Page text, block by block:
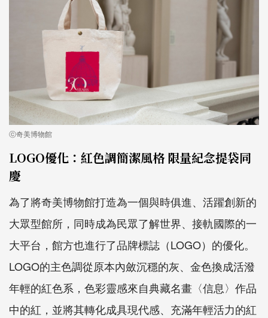
ⓒ奇美博物館
LOGO優化：紅色調簡潔風格 限量紀念提袋同
慶
為了將奇美博物館打造為一個與時俱進、活躍創新的
大眾型館所，同時成為民眾了解世界、接軌國際的一
大平台，館方也進行了品牌標誌（LOGO）的優化。
LOGO的主色調從原本內斂沉穩的灰、金色換成活潑
年輕的紅色系，色彩靈感來自典藏名畫〈信息〉作品
中的紅，並將其轉化成具現代感、充滿年輕活力的紅